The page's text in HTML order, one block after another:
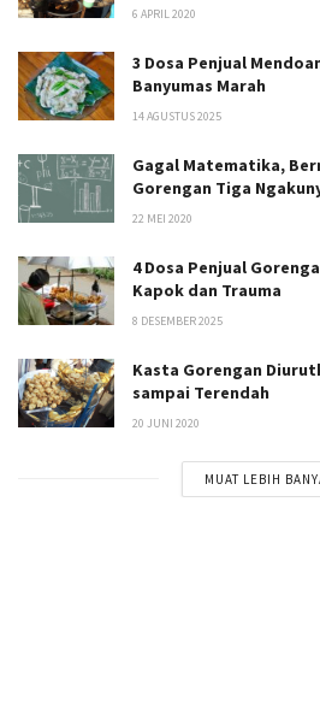
6 APRIL 2020
3 Dosa Penjual
Banyumas Marah
14 AGUSTUS 2025
Gagal Matematika,
Gorengan Tiga
22 MEI 2020
4 Dosa Penjual
Kapok dan Trauma
8 DESEMBER 2025
Kasta Gorengan
sampai Terendah
20 JUNI 2020
MUAT LEBIH